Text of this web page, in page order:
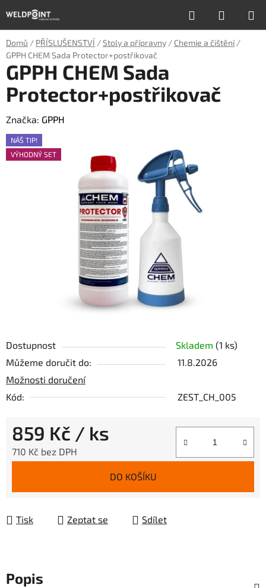
na
obsah
Hledat
KOŠÍK
Domů / PŘÍSLUŠENSTVÍ /Stoly a přípravny / Chemie a čištění /
GPPH CHEM Sada Protector+postřikovač
Dostupnost Skladem (1 ks)
Můžeme doručit do:
11.8.2026
Možnosti doručení
Kód:
ZEST_CH_005
859 Kč / ks
710 Kč bez DPH
DO KOŠÍKU
Tisk Zeptat se Sdílet
GPPH CHEM Sada
Protector+postřikovač
Značka: GPPH
NÁŠ TIP!
VÝHODNÝ SET
Popis